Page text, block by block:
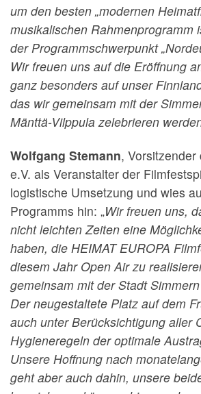
um den besten „modernen
musikalischen Rahmenprogramm
der Programmschwerpunkt
Wir freuen uns auf die Eröffnung
ganz besonders auf unser
das wir gemeinsam mit der
Mänttä-Vilppula zelebrieren
Wolfgang Stemann,
e.V. als Veranstalter der
logistische Umsetzung und wies
Programms hin: „Wir freuen uns,
nicht leichten Zeiten eine
haben, die HEIMAT EUROPA
diesem Jahr Open Air zu
gemeinsam mit der Stadt
Der neugestaltete Platz auf dem
auch unter Berücksichtigung aller
Hygieneregeln der optimale
Unsere Hoffnung nach
geht aber auch dahin, unsere